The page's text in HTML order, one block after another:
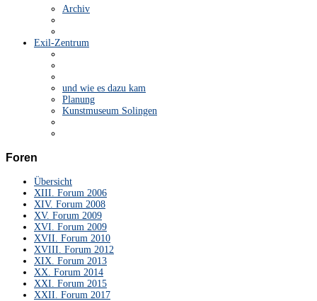
Archiv
Exil-Zentrum
und wie es dazu kam
Planung
Kunstmuseum Solingen
Foren
Übersicht
XIII. Forum 2006
XIV. Forum 2008
XV. Forum 2009
XVI. Forum 2009
XVII. Forum 2010
XVIII. Forum 2012
XIX. Forum 2013
XX. Forum 2014
XXI. Forum 2015
XXII. Forum 2017